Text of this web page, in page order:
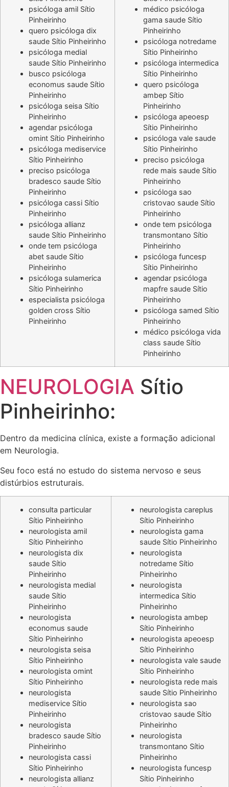
psicóloga amil Sítio
Pinheirinho
quero psicóloga dix
saude Sítio Pinheirinho
psicóloga medial
saude Sítio Pinheirinho
busco psicóloga
economus saude Sítio
Pinheirinho
psicóloga seisa Sítio
Pinheirinho
agendar psicóloga
omint Sítio Pinheirinho
psicóloga mediservice
Sítio Pinheirinho
preciso psicóloga
bradesco saude Sítio
Pinheirinho
psicóloga cassi Sítio
Pinheirinho
psicóloga allianz
saude Sítio Pinheirinho
onde tem psicóloga
abet saude Sítio
Pinheirinho
psicóloga sulamerica
Sítio Pinheirinho
especialista psicóloga
golden cross Sítio
Pinheirinho
médico psicóloga
gama saude Sítio
Pinheirinho
psicóloga notredame
Sítio Pinheirinho
psicóloga intermedica
Sítio Pinheirinho
quero psicóloga
ambep Sítio
Pinheirinho
psicóloga apeoesp
Sítio Pinheirinho
psicóloga vale saude
Sítio Pinheirinho
preciso psicóloga
rede mais saude Sítio
Pinheirinho
psicóloga sao
cristovao saude Sítio
Pinheirinho
onde tem psicóloga
transmontano Sítio
Pinheirinho
psicóloga funcesp
Sítio Pinheirinho
agendar psicóloga
mapfre saude Sítio
Pinheirinho
psicóloga samed Sítio
Pinheirinho
médico psicóloga vida
class saude Sítio
Pinheirinho
NEUROLOGIA Sítio
Pinheirinho:
Dentro da medicina clínica, existe a formação adicional
em Neurologia.
Seu foco está no estudo do sistema nervoso e seus
distúrbios estruturais.
consulta particular
Sítio Pinheirinho
neurologista amil
Sítio Pinheirinho
neurologista dix
saude Sítio
Pinheirinho
neurologista medial
saude Sítio
Pinheirinho
neurologista
economus saude
Sítio Pinheirinho
neurologista seisa
Sítio Pinheirinho
neurologista omint
Sítio Pinheirinho
neurologista
mediservice Sítio
Pinheirinho
neurologista
bradesco saude Sítio
Pinheirinho
neurologista cassi
Sítio Pinheirinho
neurologista allianz
neurologista careplus
Sítio Pinheirinho
neurologista gama
saude Sítio Pinheirinho
neurologista
notredame Sítio
Pinheirinho
neurologista
intermedica Sítio
Pinheirinho
neurologista ambep
Sítio Pinheirinho
neurologista apeoesp
Sítio Pinheirinho
neurologista vale saude
Sítio Pinheirinho
neurologista rede mais
saude Sítio Pinheirinho
neurologista sao
cristovao saude Sítio
Pinheirinho
neurologista
transmontano Sítio
Pinheirinho
neurologista funcesp
Sítio Pinheirinho